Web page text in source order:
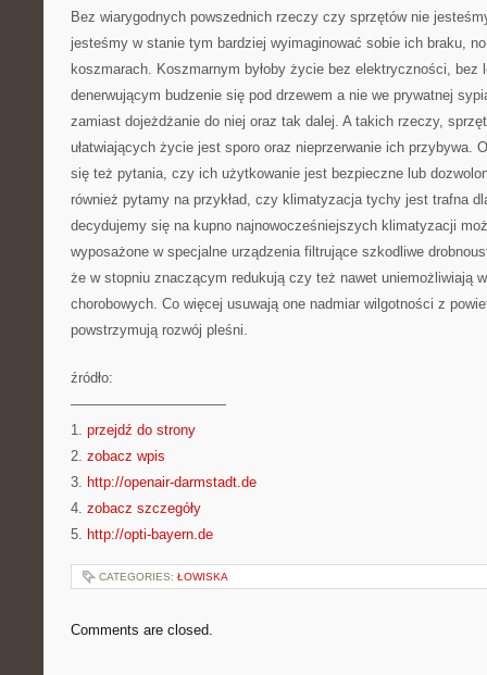
Bez wiarygodnych powszednich rzeczy czy sprzętów nie
jesteśmy w stanie tym bardziej wyimaginować sobie ich braku,
koszmarach. Koszmarnym byłoby życie bez elektryczności, bez
denerwującym budzenie się pod drzewem a nie we prywatnej
zamiast dojeżdżanie do niej oraz tak dalej. A takich rzeczy,
ułatwiających życie jest sporo oraz nieprzerwanie ich przybywa.
się też pytania, czy ich użytkowanie jest bezpieczne lub
również pytamy na przykład, czy klimatyzacja tychy jest trafna
decydujemy się na kupno najnowocześniejszych klimatyzacji
wyposażone w specjalne urządzenia filtrujące szkodliwe
że w stopniu znaczącym redukują czy też nawet uniemożliwiają
chorobowych. Co więcej usuwają one nadmiar wilgotności z
powstrzymują rozwój pleśni.
źródło:
———————————
1. przejdź do strony
2. zobacz wpis
3. http://openair-darmstadt.de
4. zobacz szczegóły
5. http://opti-bayern.de
CATEGORIES: ŁOWISKA
Comments are closed.